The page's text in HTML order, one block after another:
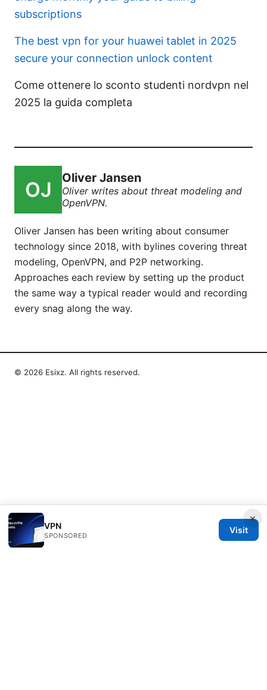
subscriptions
The best vpn for your huawei tablet in 2025
secure your connection unlock content
Come ottenere lo sconto studenti nordvpn nel
2025 la guida completa
Oliver Jansen
Oliver writes about threat modeling and
OpenVPN.
Oliver Jansen has been writing about consumer
technology since 2018, with bylines covering threat
modeling, OpenVPN, and P2P networking.
Approaches each review by setting up the product
the same way a typical reader would and recording
every snag along the way.
×
VPN
SPONSORED
Visit
© 2026 Esixz. All rights reserved.